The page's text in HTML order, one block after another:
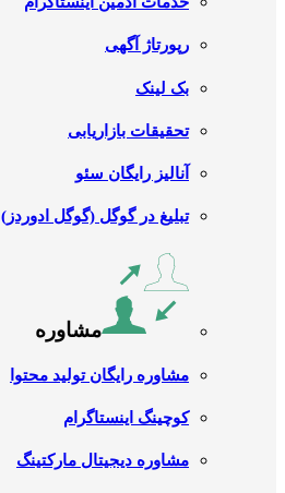
رپورتاژ آگهی
بک لینک
تحقیقات بازاریابی
آنالیز رایگان سئو
تبلیغ در گوگل (گوگل ادوردز)
مشاوره
مشاوره رایگان تولید محتوا
کوچینگ اینستاگرام
مشاوره دیجیتال مارکتینگ